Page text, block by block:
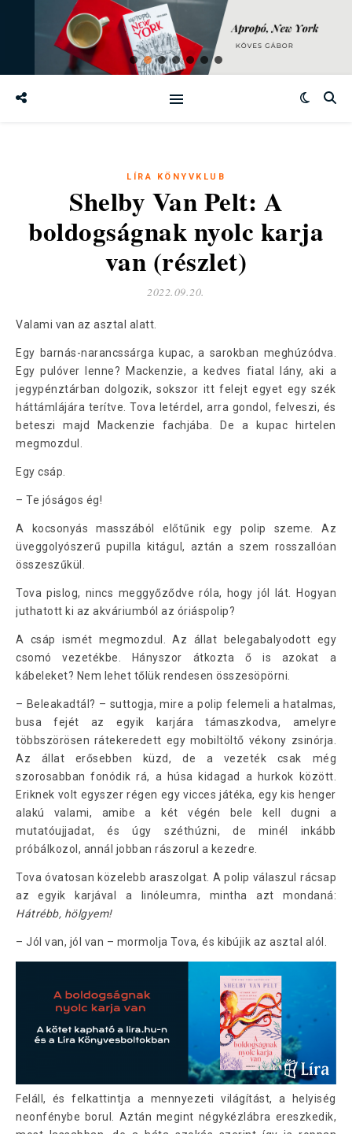
LÍRA KÖNYVKLUB
Shelby Van Pelt: A
boldogságnak nyolc karja
van (részlet)
2022.09.20.
Valami van az asztal alatt.
Egy barnás-narancssárga kupac, a sarokban meghúzódva.
Egy pulóver lenne? Mackenzie, a kedves fiatal lány, aki a
jegypénztárban dolgozik, sokszor itt felejt egyet egy szék
háttámlájára terítve. Tova letérdel, arra gondol, felveszi, és
beteszi majd Mackenzie fachjába. De a kupac hirtelen
megmozdul.
Egy csáp.
– Te jóságos ég!
A kocsonyás masszából előtűnik egy polip szeme. Az
üveggolyószerű pupilla kitágul, aztán a szem rosszallóan
összeszűkül.
Tova pislog, nincs meggyőződve róla, hogy jól lát. Hogyan
juthatott ki az akváriumból az óriáspolip?
A csáp ismét megmozdul. Az állat belegabalyodott egy
csomó vezetékbe. Hányszor átkozta ő is azokat a
kábeleket? Nem lehet tőlük rendesen összesöpörni.
– Beleakadtál? – suttogja, mire a polip felemeli a hatalmas,
busa fejét az egyik karjára támaszkodva, amelyre
többszörösen rátekeredett egy mobiltöltő vékony zsinórja.
Az állat erősebben küzd, de a vezeték csak még
szorosabban fonódik rá, a húsa kidagad a hurkok között.
Eriknek volt egyszer régen egy vicces játéka, egy kis henger
alakú valami, amibe a két végén bele kell dugni a
mutatóujjadat, és úgy széthúzni, de minél inkább
próbálkozol, annál jobban rászorul a kezedre.
Tova óvatosan közelebb araszolgat. A polip válaszul rácsap
az egyik karjával a linóleumra, mintha azt mondaná:
Hátrébb, hölgyem!
– Jól van, jól van – mormolja Tova, és kibújik az asztal alól.
Feláll, és felkattintja a mennyezeti világítást, a helyiség
neonfénybe borul. Aztán megint négykézlábra ereszkedik,